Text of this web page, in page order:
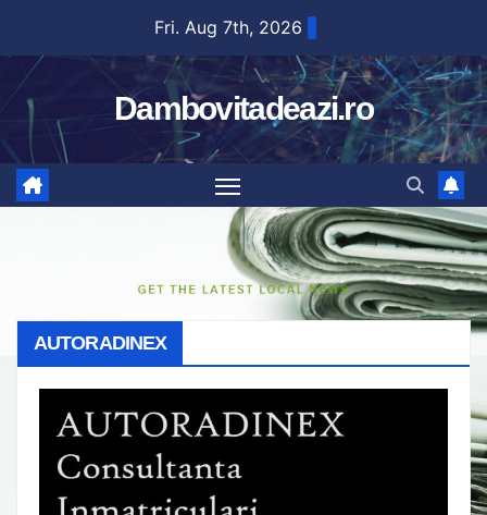
content
Fri. Aug 7th, 2026
Dambovitadeazi.ro
AUTORADINEX